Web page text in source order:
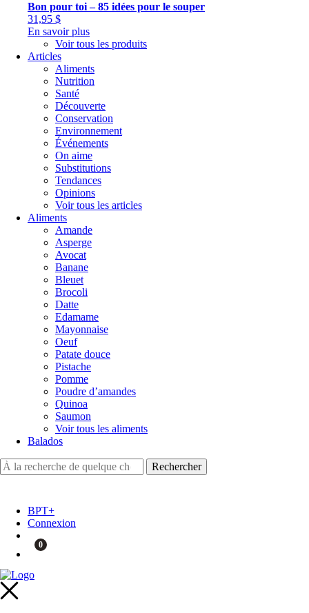
Bon pour toi – 85 idées pour le souper
31,95 $
En savoir plus
Voir tous les produits
Articles
Aliments
Nutrition
Santé
Découverte
Conservation
Environnement
Événements
On aime
Substitutions
Tendances
Opinions
Voir tous les articles
Aliments
Amande
Asperge
Avocat
Banane
Bleuet
Brocoli
Datte
Edamame
Mayonnaise
Oeuf
Patate douce
Pistache
Pomme
Poudre d’amandes
Quinoa
Saumon
Voir tous les aliments
Balados
BPT+
Connexion
0